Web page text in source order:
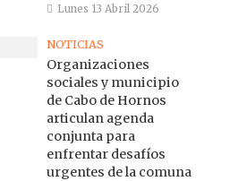
Lunes 13 Abril 2026
NOTICIAS
Organizaciones
sociales y municipio
de Cabo de Hornos
articulan agenda
conjunta para
enfrentar desafíos
urgentes de la comuna